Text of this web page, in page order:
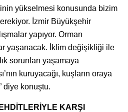
yükselmesi konusunda bizim
İzmir Büyükşehir
yapıyor. Orman
yaşanacak. İklim değişikliği ile
sorunları yaşamaya
kuruyacağı, kuşların oraya
diye konuştu.
KARŞI